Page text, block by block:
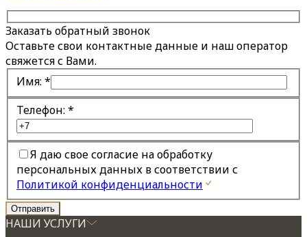
Заказать обратный звонок
Оставьте свои контактные данные и наш оператор
свяжется с Вами.
Имя: *
Телефон: *
Я даю свое согласие на обработку
персональных данных в соответствии с
Политикой конфиденциальности
НАШИ УСЛУГИ